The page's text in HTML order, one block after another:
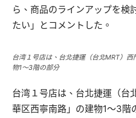
ら、商品のラインアップを検
たい」とコメントした。
台湾１号店は、台北捷運（台北MRT）
物1～3階の部分
台湾１号店は、台北捷運（台
華区西寧南路」の建物1～3階